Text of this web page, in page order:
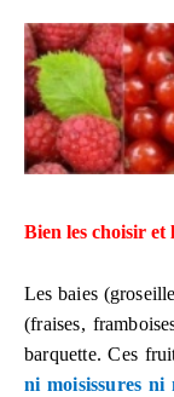
Bien les choisir et
Les baies
(fraises,
barquette. Ces
ni moisissures ni